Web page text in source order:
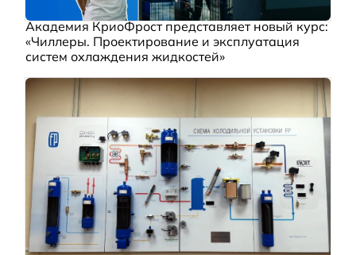
Академия КриоФрост представляет новый курс:
«Чиллеры. Проектирование и эксплуатация
систем охлаждения жидкостей»